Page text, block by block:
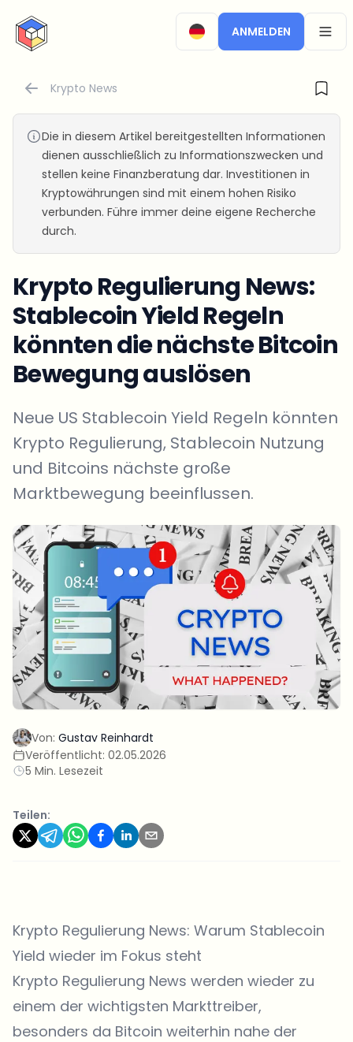
CryptoTicker
ANMELDEN
Krypto News
Die in diesem Artikel bereitgestellten Informationen
dienen ausschließlich zu Informationszwecken und
stellen keine Finanzberatung dar. Investitionen in
Kryptowährungen sind mit einem hohen Risiko
verbunden. Führe immer deine eigene Recherche
durch.
Krypto Regulierung News:
Stablecoin Yield Regeln
könnten die nächste Bitcoin
Bewegung auslösen
Neue US Stablecoin Yield Regeln könnten
Krypto Regulierung, Stablecoin Nutzung
und Bitcoins nächste große
Marktbewegung beeinflussen.
Von: Gustav Reinhardt
Veröffentlicht: 02.05.2026
5 Min. Lesezeit
Teilen:
Krypto Regulierung News: Warum Stablecoin
Yield wieder im Fokus steht
Krypto Regulierung News werden wieder zu
einem der wichtigsten Markttreiber,
besonders da Bitcoin weiterhin nahe der